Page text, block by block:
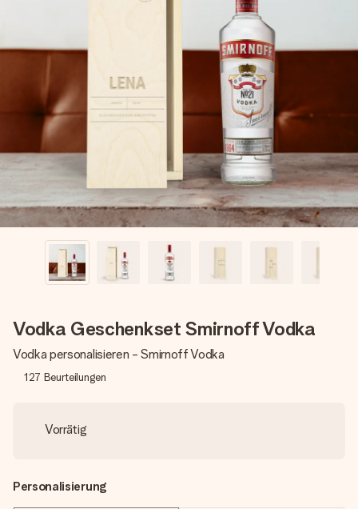
+49 39292 929695
Montag - Freitag : 8:30 - 17:00 Uhr
Samstag - Sonntag : 8:30 - 13:00 Uhr
Vodka Geschenkset Smirnoff Vodka
Vodka personalisieren - Smirnoff Vodka
127 Beurteilungen
Vorrätig
Personalisierung